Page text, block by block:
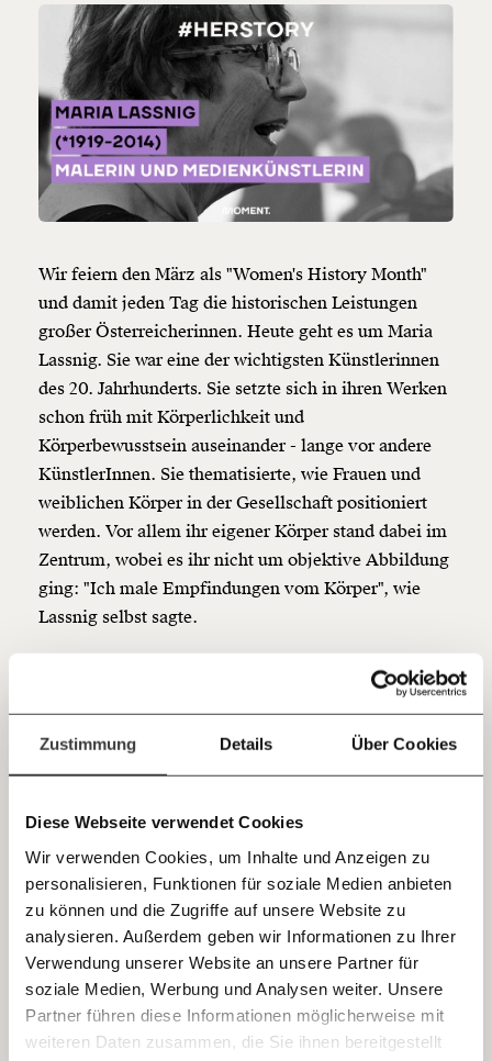
Zustimmung Details Über Cookies
Diese Webseite verwendet Cookies
Wir verwenden Cookies, um Inhalte und Anzeigen zu
personalisieren, Funktionen für soziale Medien anbieten
zu können und die Zugriffe auf unsere Website zu
analysieren. Außerdem geben wir Informationen zu Ihrer
Verwendung unserer Website an unsere Partner für
soziale Medien, Werbung und Analysen weiter. Unsere
Partner führen diese Informationen möglicherweise mit
weiteren Daten zusammen, die Sie ihnen bereitgestellt
Immer auf dem Laufenden
bleiben mit unseren gratis
E-Mail-Newslettern!
Veränderung
beginnt mit Dir!
WerdeFördermitgliedund wir können gemeinsam
unsere Wirtschaft so gestalten, dass sie für alle
funktioniert. Unsere Recherchen sind für alle frei im
Netz. Unabhängig und werbefrei. Und das wird auch
so bleiben. Kämpf’ mit uns für den Fortschritt und
unterstütze uns mit Deinem Mitgliedsbeitrag.
Du überweist lieber direkt?
Kontoinhaber: Momentum Institut - Verein für
sozialen Fortschritt
Jetzt
einfach
teilen.
E-Mail
Whatsapp
Wir feiern den März als "Women's History Month"
und damit jeden Tag die historischen Leistungen
großer Österreicherinnen. Heute geht es um Maria
Lassnig. Sie war eine der wichtigsten Künstlerinnen
des 20. Jahrhunderts. Sie setzte sich in ihren Werken
schon früh mit Körperlichkeit und
Körperbewusstsein auseinander - lange vor andere
KünstlerInnen. Sie thematisierte, wie Frauen und
weiblichen Körper in der Gesellschaft positioniert
werden. Vor allem ihr eigener Körper stand dabei im
Zentrum, wobei es ihr nicht um objektive Abbildung
ging: "Ich male Empfindungen vom Körper", wie
Lassnig selbst sagte.
Reise nach Paris lernte sie die Grundsätze der
informellen Kunst und galt danach als eine der
Begründerinnen der informellen Malerei in
Österreich. Lassnig übersiedelte 1961 nach Paris und
zu Beginn jedoch auf Ablehnung stieß. Erst 1980
kehrte sie nach Österreich zurück, da ihr als erste
Frau die Professur für Malerei an der Hochschule für
angewandte Kunst angeboten wurde. Die Werke
Maria Lassnigs wurden in allen wichtigen
internationalen Galerien ausgestellt. 2013 erhielt sie
bei der Biennale in Venedig den goldenen Löwen für
ihr Lebenswerk.